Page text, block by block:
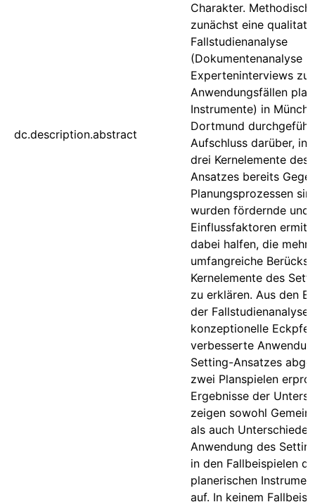
dc.description.abstract
Charakter. Methodisch
zunächst eine
Fallstudienanalyse
(Dokumentenanalyse
Experteninterviews zu
Anwendungsfällen
Instrumente) in
Dortmund
Aufschluss darüber,
drei Kernelemente des
Ansatzes bereits
Planungsprozessen
wurden fördernde und
Einflussfaktoren
dabei halfen, die mehr
umfangreiche
Kernelemente des
zu erklären. Aus den
der Fallstudienanalyse
konzeptionelle
verbesserte
Setting-Ansatzes
zwei Planspielen
Ergebnisse der
zeigen sowohl
als auch Unterschiede
Anwendung des
in den Fallbeispielen
planerischen
auf. In keinem